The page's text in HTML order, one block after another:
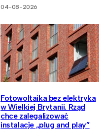
04-08-2026
Fotowoltaika bez elektryka
w Wielkiej Brytanii. Rząd
chce zalegalizować
instalacje „plug and play”